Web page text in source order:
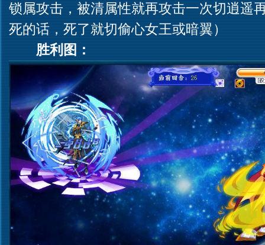
锁属攻击，被清属性就再攻击一次切逍遥
死的话，死了就切偷心女王或暗翼）
胜利图：